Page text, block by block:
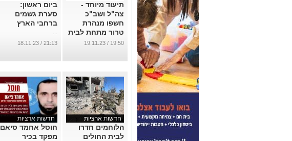
תיעוד מיוחד -
צה"ל ושב"כ
חשפו מנהרת
טרור מתחת לבית
החולים שיפאא
19:50 / 19.11.23
ביום ראשון:
סערת גשמים
ברחבי הארץ
...
21:13 / 18.11.23
חדשות ארציות
הלוחמים חדרו
לבית החולים
חדשות ארציות
חוסל אחמד סיאם
מפקד בכיר